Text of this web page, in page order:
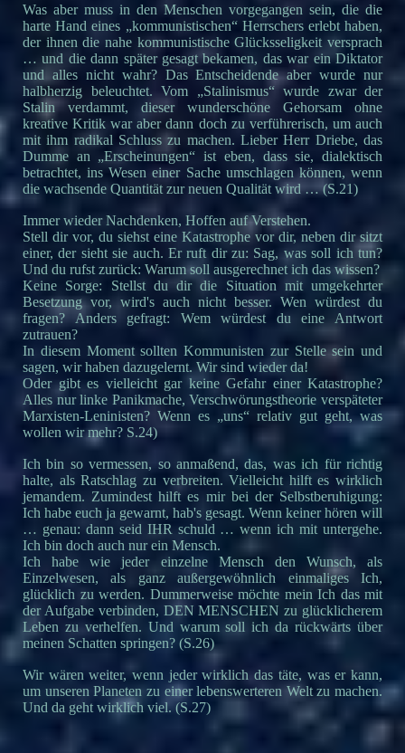
Was aber muss in den Menschen vorgegangen sein, die die
harte Hand eines „kommunistischen“ Herrschers erlebt haben,
der ihnen die nahe kommunistische Glücksseligkeit versprach
… und die dann später gesagt bekamen, das war ein Diktator
und alles nicht wahr? Das Entscheidende aber wurde nur
halbherzig beleuchtet. Vom „Stalinismus“ wurde zwar der
Stalin verdammt, dieser wunderschöne Gehorsam ohne
kreative Kritik war aber dann doch zu verführerisch, um auch
mit ihm radikal Schluss zu machen. Lieber Herr Driebe, das
Dumme an „Erscheinungen“ ist eben, dass sie, dialektisch
betrachtet, ins Wesen einer Sache umschlagen können, wenn
die wachsende Quantität zur neuen Qualität wird … (S.21)
Immer wieder Nachdenken, Hoffen auf Verstehen.
Stell dir vor, du siehst eine Katastrophe vor dir, neben dir sitzt
einer, der sieht sie auch. Er ruft dir zu: Sag, was soll ich tun?
Und du rufst zurück: Warum soll ausgerechnet ich das wissen?
Keine Sorge: Stellst du dir die Situation mit umgekehrter
Besetzung vor, wird's auch nicht besser. Wen würdest du
fragen? Anders gefragt: Wem würdest du eine Antwort
zutrauen?
In diesem Moment sollten Kommunisten zur Stelle sein und
sagen, wir haben dazugelernt. Wir sind wieder da!
Oder gibt es vielleicht gar keine Gefahr einer Katastrophe?
Alles nur linke Panikmache, Verschwörungstheorie verspäteter
Marxisten-Leninisten? Wenn es „uns“ relativ gut geht, was
wollen wir mehr? S.24)
Ich bin so vermessen, so anmaßend, das, was ich für richtig
halte, als Ratschlag zu verbreiten. Vielleicht hilft es wirklich
jemandem. Zumindest hilft es mir bei der Selbstberuhigung:
Ich habe euch ja gewarnt, hab's gesagt. Wenn keiner hören will
… genau: dann seid IHR schuld … wenn ich mit untergehe.
Ich bin doch auch nur ein Mensch.
Ich habe wie jeder einzelne Mensch den Wunsch, als
Einzelwesen, als ganz außergewöhnlich einmaliges Ich,
glücklich zu werden. Dummerweise möchte mein Ich das mit
der Aufgabe verbinden, DEN MENSCHEN zu glücklicherem
Leben zu verhelfen. Und warum soll ich da rückwärts über
meinen Schatten springen? (S.26)
Wir wären weiter, wenn jeder wirklich das täte, was er kann,
um unseren Planeten zu einer lebenswerteren Welt zu machen.
Und da geht wirklich viel. (S.27)